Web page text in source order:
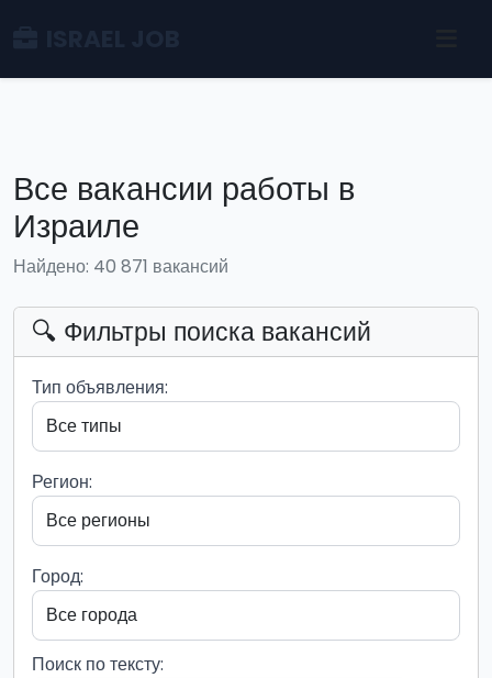
Все вакансии работы в
Израиле
Найдено: 40 871 вакансий
🔍 Фильтры поиска вакансий
Тип объявления:
Регион:
Город:
Поиск по тексту: